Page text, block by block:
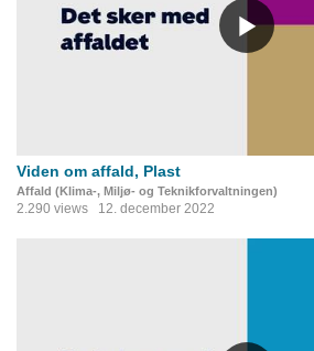
Viden om affald, Plast
Affald (Klima-, Miljø- og Teknikforvaltningen)
2.290 views 12. december 2022